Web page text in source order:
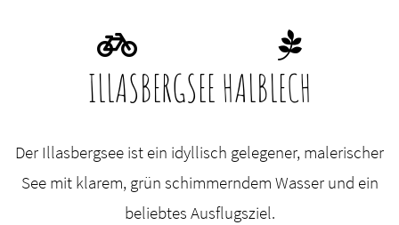
ILLASBERGSEE HALBLECH
Der Illasbergsee ist ein idyllisch gelegener, malerischer
See mit klarem, grün schimmerndem Wasser und ein
beliebtes Ausflugsziel.